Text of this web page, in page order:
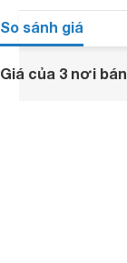
So sánh giá
Giá của 3 nơi bán